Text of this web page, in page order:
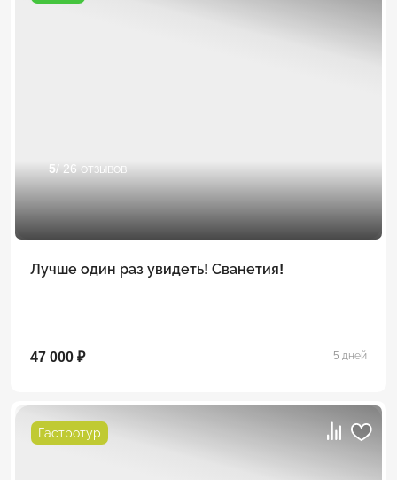
5/ 26 отзывов
Лучше один раз увидеть! Сванетия!
47 000 ₽ 5 дней
Гастротур